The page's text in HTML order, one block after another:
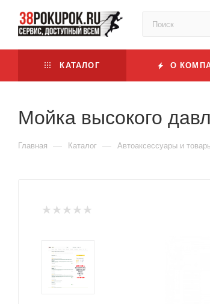
КАТАЛОГ О
Мойка высокого
Главная — Каталог — Автоаксессуары и